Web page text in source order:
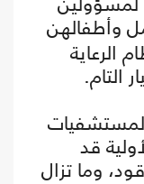
وأطفالهن
الرعاية
التام.
قد
وما تزال